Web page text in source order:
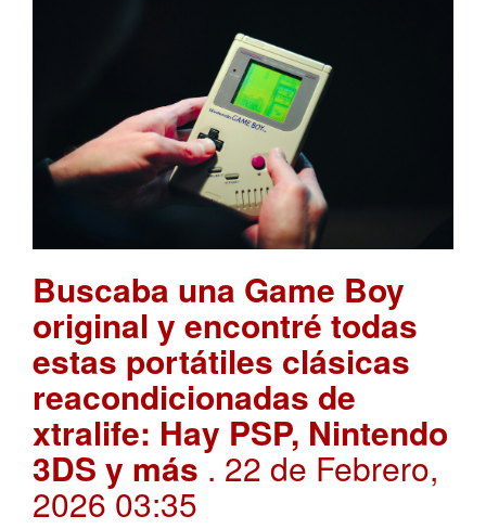
Buscaba una Game Boy
original y encontré todas
estas portátiles clásicas
reacondicionadas de
xtralife: Hay PSP, Nintendo
3DS y más. 22 de Febrero,
2026 03:35